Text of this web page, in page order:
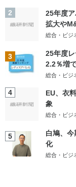
2
25年度
拡大や
総合・ビジ
3
25年度
2.2％増
総合・ビジ
4
EU、衣
象
総合・ビジ
5
白鳩、
化
総合・ビジ